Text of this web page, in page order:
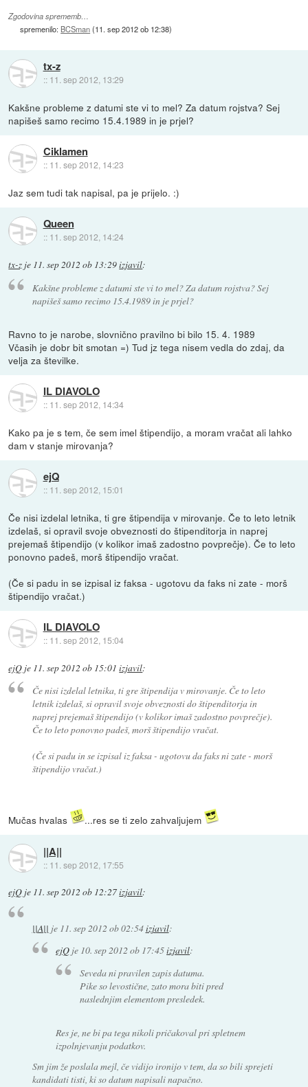
Zgodovina sprememb…
spremenilo: BCSman(11. sep 2012 ob 12:38)
tx-z
:: 11. sep 2012, 13:29
Kakšne probleme z datumi ste vi to mel? Za datum rojstva? Sej
napišeš samo recimo 15.4.1989 in je prjel?
Ciklamen
:: 11. sep 2012, 14:23
Jaz sem tudi tak napisal, pa je prijelo. :)
Queen
:: 11. sep 2012, 14:24
tx-z je 11. sep 2012 ob 13:29izjavil:
Kakšne probleme z datumi ste vi to mel? Za datum rojstva? Sej
napišeš samo recimo 15.4.1989 in je prjel?
Ravno to je narobe, slovnično pravilno bi bilo 15. 4. 1989
Včasih je dobr bit smotan =) Tud jz tega nisem vedla do zdaj, da
velja za številke.
IL DIAVOLO
:: 11. sep 2012, 14:34
Kako pa je s tem, če sem imel štipendijo, a moram vračat ali lahko
dam v stanje mirovanja?
ejQ
:: 11. sep 2012, 15:01
Če nisi izdelal letnika, ti gre štipendija v mirovanje. Če to leto letnik
izdelaš, si opravil svoje obveznosti do štipenditorja in naprej
prejemaš štipendijo (v kolikor imaš zadostno povprečje). Če to leto
ponovno padeš, morš štipendijo vračat.
(Če si padu in se izpisal iz faksa - ugotovu da faks ni zate - morš
štipendijo vračat.)
IL DIAVOLO
:: 11. sep 2012, 15:04
ejQ je 11. sep 2012 ob 15:01 izjavil:
Če nisi izdelal letnika, ti gre štipendija v mirovanje. Če to leto
letnik izdelaš, si opravil svoje obveznosti do štipenditorja in
naprej prejemaš štipendijo (v kolikor imaš zadostno povprečje).
Če to leto ponovno padeš, morš štipendijo vračat.
(Če si padu in se izpisal iz faksa - ugotovu da faks ni zate - morš
štipendijo vračat.)
Mučas hvalas ...res se ti zelo zahvaljujem
||A||
:: 11. sep 2012, 17:55
ejQ je 11. sep 2012 ob 12:27izjavil:
||A|| je 11. sep 2012 ob 02:54izjavil:
ejQ je 10. sep 2012 ob 17:45izjavil:
Sevedanipravilen zapis datuma.
Pike so levostične, zato mora biti pred
naslednjim elementom presledek.
Res je, ne bi pa tega nikoli pričakoval pri spletnem
izpolnjevanju podatkov.
Sm jim že poslala mejl, če vidijo ironijo v tem, da so bili sprejeti
kandidati tisti, ki so datum napisali napačno.